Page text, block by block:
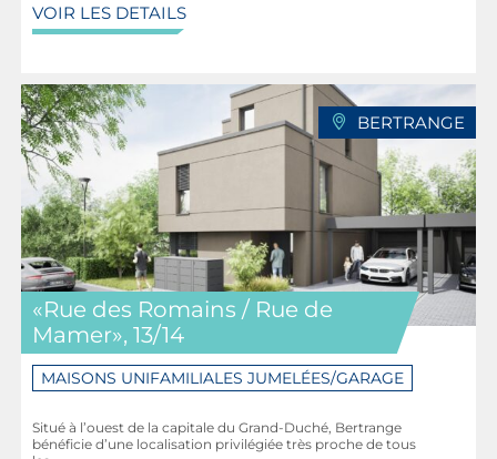
VOIR LES DETAILS
BERTRANGE
«Rue des Romains / Rue de
Mamer», 13/14
MAISONS UNIFAMILIALES JUMELÉES/GARAGE
Situé à l’ouest de la capitale du Grand-Duché, Bertrange
bénéficie d’une localisation privilégiée très proche de tous